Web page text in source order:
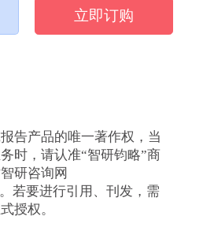
立即订购
告产品的唯一著作权，当
时，请认准“智研钧略”商
研咨询网
。若要进行引用、刊发，需
授权。